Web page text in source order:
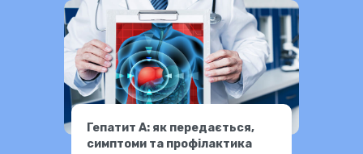
Гепатит А: як передається,
симптоми та профілактика